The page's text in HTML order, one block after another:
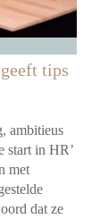
tips
ambitieus
start in HR’
met
dat ze